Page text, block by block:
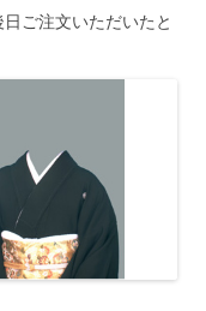
ご注文いただいたと